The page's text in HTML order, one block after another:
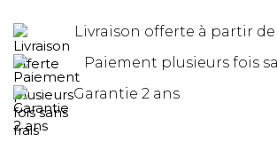
Livraison offerte à partir
Paiement plusieurs fois
Garantie 2 ans